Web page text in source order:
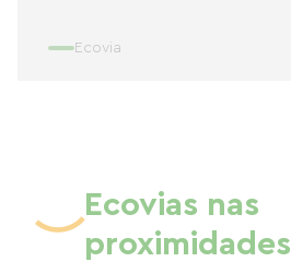
Ecovia
Ecovias nas
proximidades